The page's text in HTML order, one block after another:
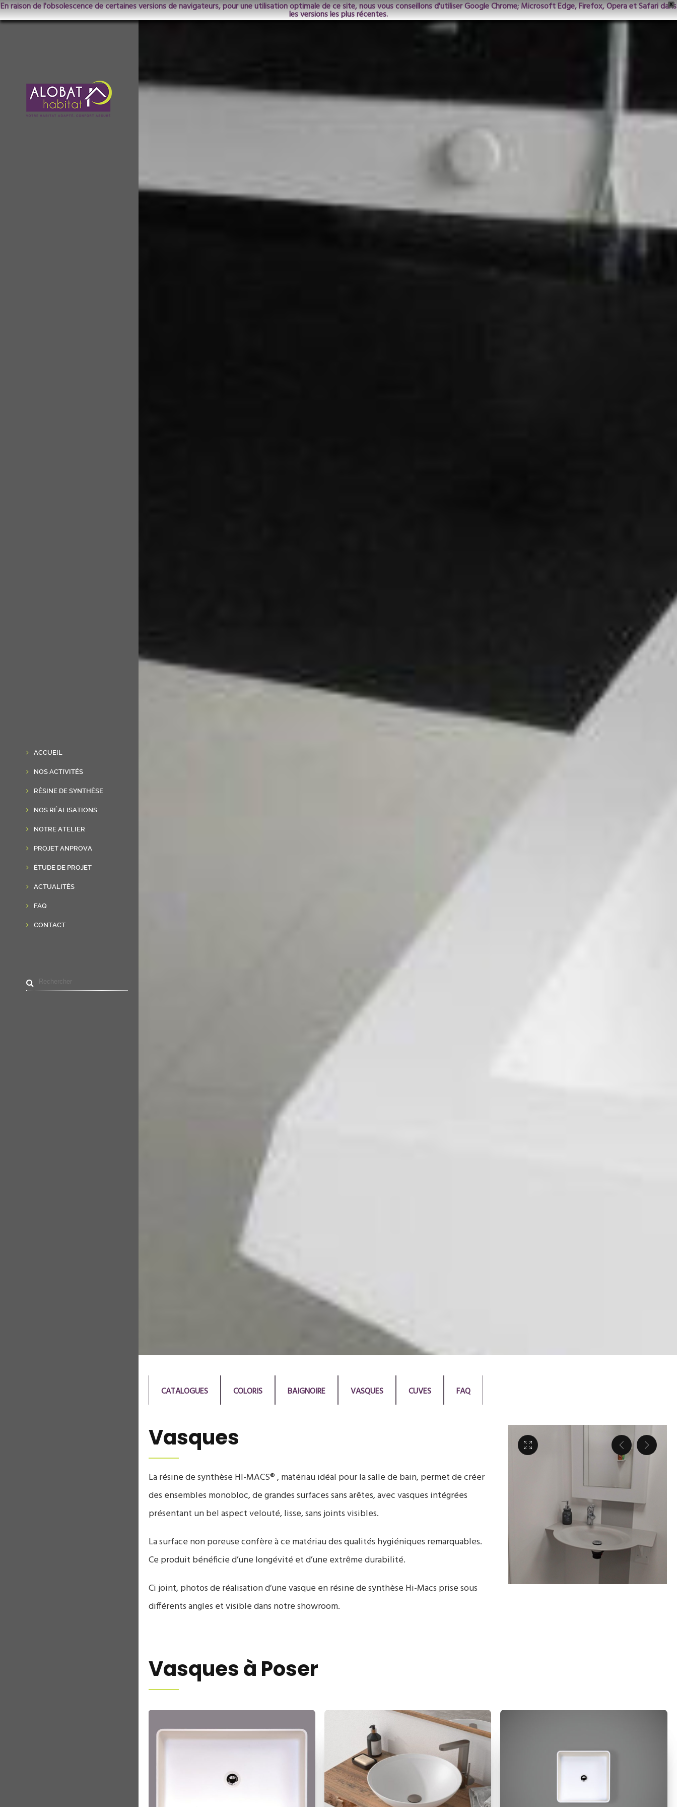
X
En raison de l'obsolescence de certaines versions de navigateurs, pour une utilisation optimale de ce site, nous vous conseillons d'utiliser Google Chrome; Microsoft Edge, Firefox, Opera et Safari dans
les versions les plus récentes.
ACCUEIL
NOS ACTIVITÉS
RÉSINE DE SYNTHÈSE
NOS RÉALISATIONS
NOTRE ATELIER
PROJET ANPROVA
ÉTUDE DE PROJET
ACTUALITÉS
FAQ
CONTACT
CATALOGUES COLORIS BAIGNOIRE VASQUES CUVES FAQ
Vasques
La résine de synthèse HI-MACS® , matériau idéal pour la salle de bain, permet de créer
des ensembles monobloc, de grandes surfaces sans arêtes, avec vasques intégrées
présentant un bel aspect velouté, lisse, sans joints visibles.
La surface non poreuse confère à ce matériau des qualités hygiéniques remarquables.
Ce produit bénéficie d’une longévité et d’une extrême durabilité.
Ci joint, photos de réalisation d’une vasque en résine de synthèse Hi-Macs prise sous
différents angles et visible dans notre showroom.
Vasques à Poser